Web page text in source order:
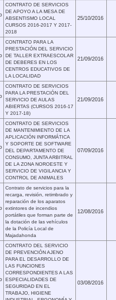
CONTRATO DE SERVICIOS
DE APOYO A LA MESA DE
ABSENTISMO LOCAL
CURSOS 2016-2017 Y 2017-
2018
25/10/2016
CONTRATO PARA LA
PRESTACIÓN DEL SERVICIO
DE TALLER EXTRAESCOLAR
DE DEBERES EN LOS
CENTROS EDUCATIVOS DE
LA LOCALIDAD
21/09/2016
CONTRATO DE SERVICIOS
PARA LA PRESTACIÓN DEL
SERVICIO DE AULAS
ABIERTAS (CURSOS 2016-17
Y 2017-18)
21/09/2016
CONTRATO DE SERVICIOS
DE MANTENIMIENTO DE LA
APLICACIÓN INFORMÁTICA
Y SOPORTE DE SOFTWARE
DEL DEPARTAMENTO DE
CONSUMO, JUNTA ARBITRAL
DE LA ZONA NOROESTE Y
SERVICIO DE VIGILANCIA Y
CONTROL DE ANIMALES
07/09/2016
Contrato de servicios para la
recarga, revisión, retimbrado y
reparación de los aparatos
extintores de incendios
portátiles que forman parte de
la dotación de las vehículos
de la Policía Local de
Majadahonda
12/08/2016
CONTRATO DEL SERVICIO
DE PREVENCIÓN AJENO
PARA EL DESARROLLO DE
LAS FUNCIONES
CORRESPONDIENTES A LAS
ESPECIALIDADES DE
SEGURIDAD EN EL
TRABAJO, HIGIENE
03/08/2016